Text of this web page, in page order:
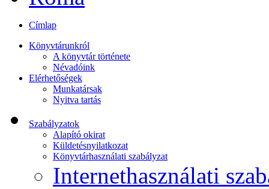
Címlap
Könyvtárunkról
A könyvtár története
Névadóink
Elérhetőségek
Munkatársak
Nyitva tartás
Szabályzatok
Alapító okirat
Küldetésnyilatkozat
Könyvtárhasználati szabályzat
Internethasználati